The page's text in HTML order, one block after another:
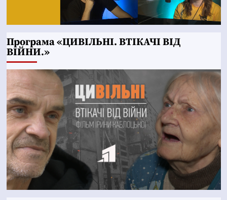
Програма «ЦИВІЛЬНІ. ВТІКАЧІ ВІД
ВІЙНИ.»